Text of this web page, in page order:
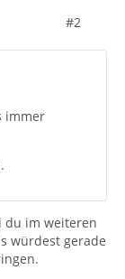
#2
immer
du im weiteren
würdest gerade